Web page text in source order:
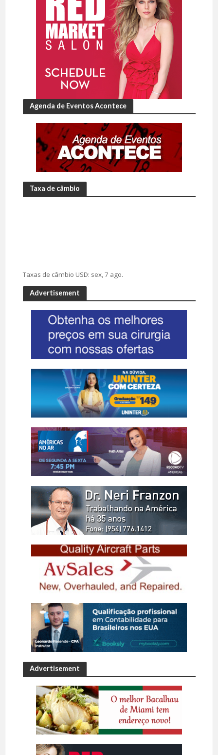
Agenda de Eventos Acontece
Taxa de câmbio
Taxas de câmbio USD: sex, 7 ago.
Advertisement
Advertisement